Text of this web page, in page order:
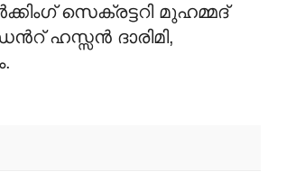
സെക്രട്ടറി മുഹമ്മദ്
ഹസ്സന്‍ ദാരിമി,